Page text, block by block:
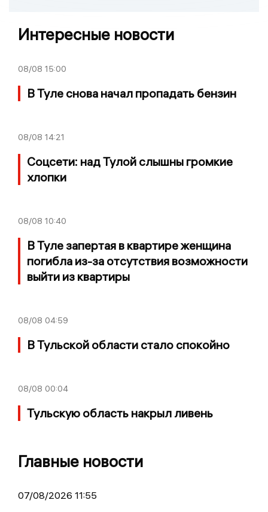
Интересные новости
08/08 15:00
В Туле снова начал пропадать бензин
08/08 14:21
Соцсети: над Тулой слышны громкие
хлопки
08/08 10:40
В Туле запертая в квартире женщина
погибла из-за отсутствия возможности
выйти из квартиры
08/08 04:59
В Тульской области стало спокойно
08/08 00:04
Тульскую область накрыл ливень
Главные новости
07/08/2026 11:55